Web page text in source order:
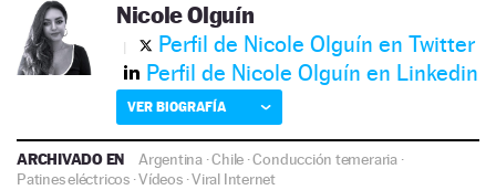
Nicole Olguín
Perfil de Nicole Olguín en Twitter
Perfil de Nicole Olguín en Linkedin
VER BIOGRAFÍA
ARCHIVADO EN Argentina·Chile ·Conducción temeraria·
Patines eléctricos·Vídeos·Viral Internet